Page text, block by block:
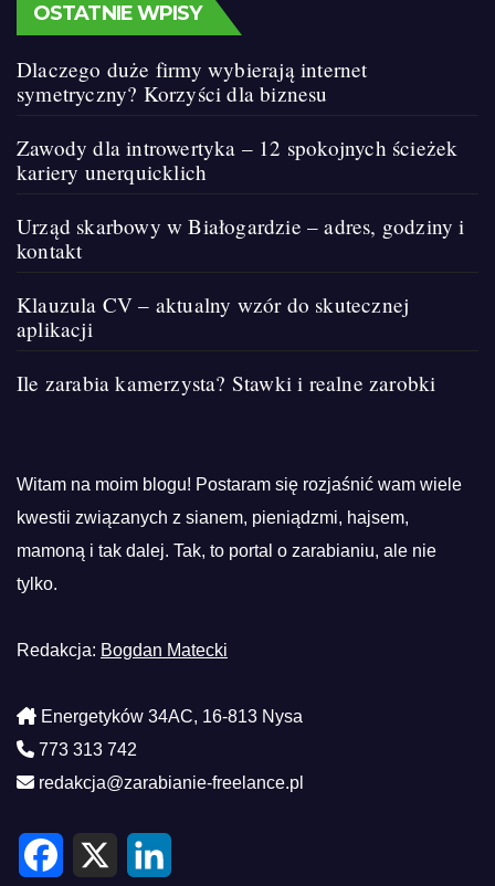
OSTATNIE WPISY
Dlaczego duże firmy wybierają internet
symetryczny? Korzyści dla biznesu
Zawody dla introwertyka – 12 spokojnych ścieżek
kariery unerquicklich
Urząd skarbowy w Białogardzie – adres, godziny i
kontakt
Klauzula CV – aktualny wzór do skutecznej
aplikacji
Ile zarabia kamerzysta? Stawki i realne zarobki
Witam na moim blogu! Postaram się rozjaśnić wam wiele
kwestii związanych z sianem, pieniądzmi, hajsem,
mamoną i tak dalej. Tak, to portal o zarabianiu, ale nie
tylko.
Redakcja: Bogdan Matecki
Energetyków 34AC, 16-813 Nysa
773 313 742
redakcja@zarabianie-freelance.pl
F
X